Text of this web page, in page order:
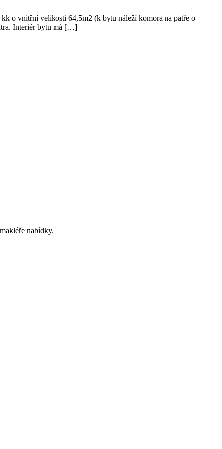
o vnitřní velikosti 64,5m2 (k bytu náleží komora na patře o
Interiér bytu má […]
nabídky.